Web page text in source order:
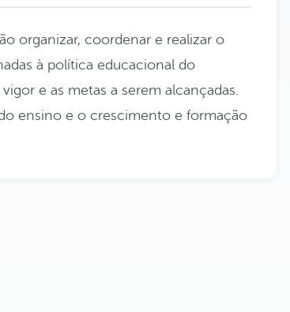
organizar, coordenar e realizar o
à política educacional do
e as metas a serem alcançadas.
ensino e o crescimento e formação